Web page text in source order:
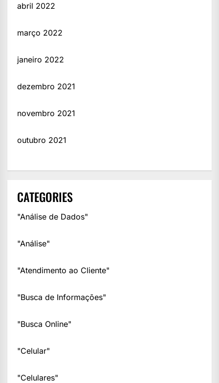
abril 2022
março 2022
janeiro 2022
dezembro 2021
novembro 2021
outubro 2021
CATEGORIES
"Análise de Dados"
"Análise"
"Atendimento ao Cliente"
"Busca de Informações"
"Busca Online"
"Celular"
"Celulares"